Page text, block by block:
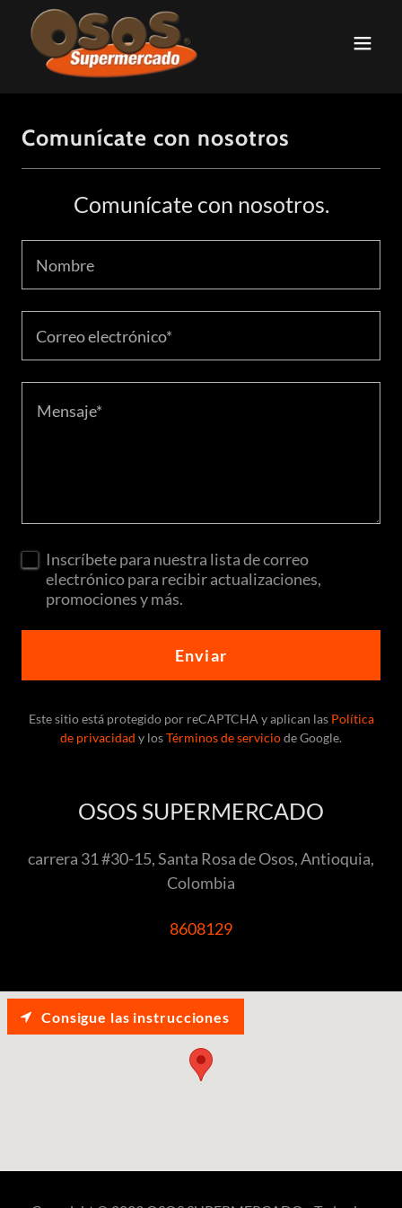
Comunícate con nosotros
Comunícate con nosotros.
Nombre
Correo electrónico*
Inscríbete para nuestra lista de correo
electrónico para recibir actualizaciones,
promociones y más.
Enviar
Este sitio está protegido por reCAPTCHA y aplican las Política
de privacidad y losTérminos de serviciode Google.
OSOS SUPERMERCADO
carrera 31 #30-15, Santa Rosa de Osos, Antioquia,
Colombia
8608129
Consigue las instrucciones